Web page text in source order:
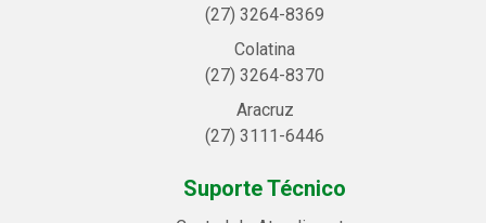
(27) 3264-8369
Colatina
(27) 3264-8370
Aracruz
(27) 3111-6446
Suporte Técnico